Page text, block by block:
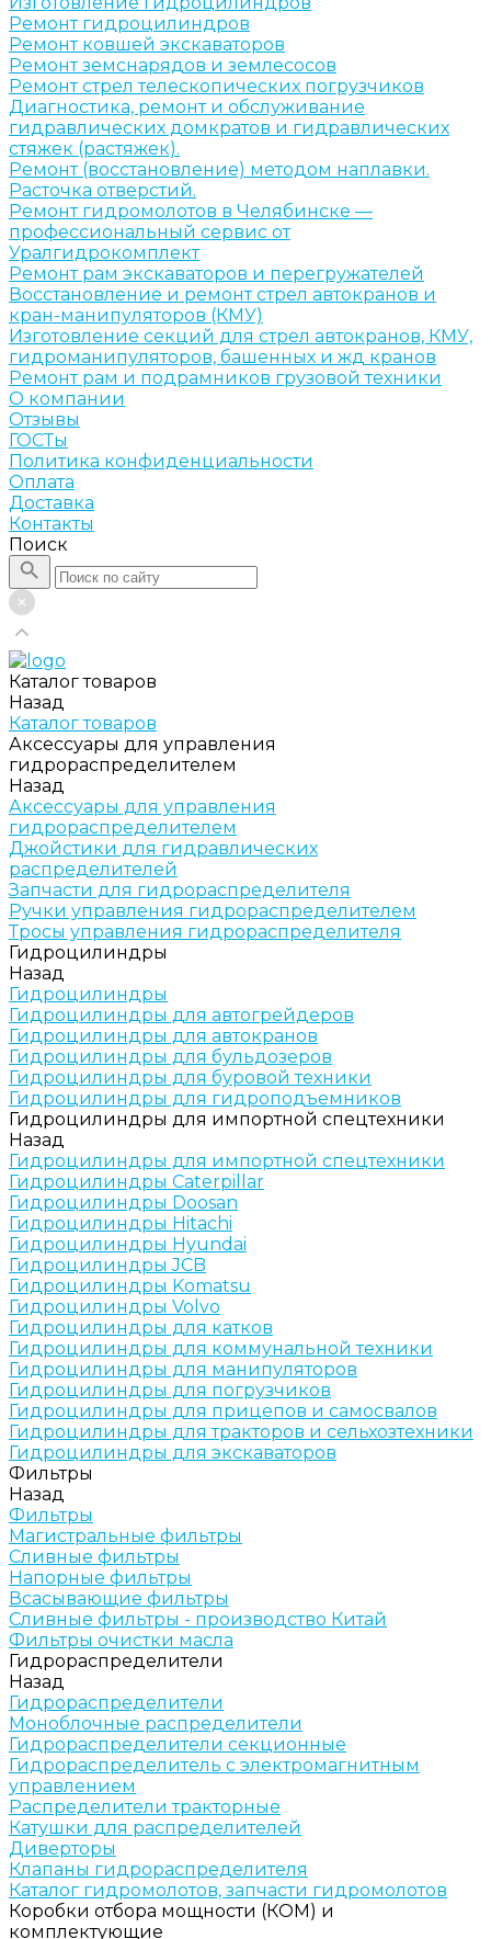
Ремонт гидроцилиндров
Ремонт ковшей экскаваторов
Ремонт земснарядов и землесосов
Ремонт стрел телескопических погрузчиков
Диагностика, ремонт и обслуживание
гидравлических домкратов и гидравлических
стяжек (растяжек).
Ремонт (восстановление) методом наплавки.
Расточка отверстий.
Ремонт гидромолотов в Челябинске —
профессиональный сервис от
Уралгидрокомплект
Ремонт рам экскаваторов и перегружателей
Восстановление и ремонт стрел автокранов и
кран-манипуляторов (КМУ)
Изготовление секций для стрел автокранов, КМУ,
гидроманипуляторов, башенных и жд кранов
Ремонт рам и подрамников грузовой техники
О компании
Отзывы
ГОСТы
Политика конфиденциальности
Оплата
Доставка
Контакты
Поиск
Каталог товаров
Назад
Каталог товаров
Аксессуары для управления
гидрораспределителем
Назад
Аксессуары для управления
гидрораспределителем
Джойстики для гидравлических
распределителей
Запчасти для гидрораспределителя
Ручки управления гидрораспределителем
Тросы управления гидрораспределителя
Гидроцилиндры
Назад
Гидроцилиндры
Гидроцилиндры для автогрейдеров
Гидроцилиндры для автокранов
Гидроцилиндры для бульдозеров
Гидроцилиндры для буровой техники
Гидроцилиндры для гидроподъемников
Гидроцилиндры для импортной спецтехники
Назад
Гидроцилиндры для импортной спецтехники
Гидроцилиндры Caterpillar
Гидроцилиндры Doosan
Гидроцилиндры Hitachi
Гидроцилиндры Hyundai
Гидроцилиндры JCB
Гидроцилиндры Komatsu
Гидроцилиндры Volvo
Гидроцилиндры для катков
Гидроцилиндры для коммунальной техники
Гидроцилиндры для манипуляторов
Гидроцилиндры для погрузчиков
Гидроцилиндры для прицепов и самосвалов
Гидроцилиндры для тракторов и сельхозтехники
Гидроцилиндры для экскаваторов
Фильтры
Назад
Фильтры
Магистральные фильтры
Сливные фильтры
Напорные фильтры
Всасывающие фильтры
Сливные фильтры - производство Китай
Фильтры очистки масла
Гидрораспределители
Назад
Гидрораспределители
Моноблочные распределители
Гидрораспределители секционные
Гидрораспределитель с электромагнитным
управлением
Распределители тракторные
Катушки для распределителей
Диверторы
Клапаны гидрораспределителя
Каталог гидромолотов, запчасти гидромолотов
Коробки отбора мощности (КОМ) и
комплектующие